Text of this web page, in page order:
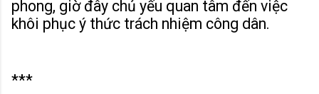
phong, giờ đây chủ yếu quan tâm đến việc
khôi phục ý thức trách nhiệm công dân.
***